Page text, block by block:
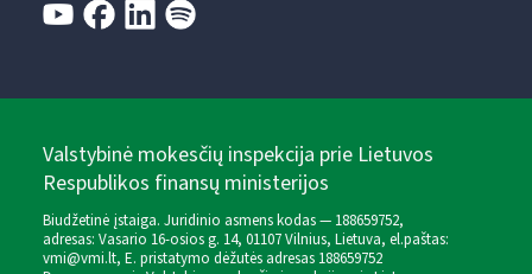
Valstybinė mokesčių inspekcija prie Lietuvos
Respublikos finansų ministerijos
Biudžetinė įstaiga. Juridinio asmens kodas — 188659752,
adresas: Vasario 16-osios g. 14, 01107 Vilnius, Lietuva, el.paštas:
vmi@vmi.lt, E. pristatymo dėžutės adresas 188659752